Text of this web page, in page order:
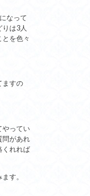
なって
は3人
を色々
ますの
やってい
問があれ
くれれば
す。